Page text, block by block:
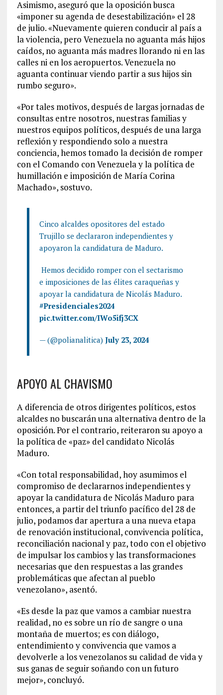
Asimismo, aseguró que la oposición busca
«imponer su agenda de desestabilización» el 28
de julio. «Nuevamente quieren conducir al país a
la violencia, pero Venezuela no aguanta más hijos
caídos, no aguanta más madres llorando ni en las
calles ni en los aeropuertos. Venezuela no
aguanta continuar viendo partir a sus hijos sin
rumbo seguro».
«Por tales motivos, después de largas jornadas de
consultas entre nosotros, nuestras familias y
nuestros equipos políticos, después de una larga
reflexión y respondiendo solo a nuestra
conciencia, hemos tomado la decisión de romper
con el Comando con Venezuela y la política de
humillación e imposición de María Corina
Machado», sostuvo.
Cinco alcaldes opositores del estado
Trujillo se declararon independientes y
apoyaron la candidatura de Maduro.
️ Hemos decidido romper con el sectarismo
e imposiciones de las élites caraqueñas y
apoyar la candidatura de Nicolás Maduro.
#Presidenciales2024
pic.twitter.com/IWo5ifj3CX
— (@polianalitica) July 23, 2024
APOYO AL CHAVISMO
A diferencia de otros dirigentes políticos, estos
alcaldes no buscarán una alternativa dentro de la
oposición. Por el contrario, reiteraron su apoyo a
la política de «paz» del candidato Nicolás
Maduro.
«Con total responsabilidad, hoy asumimos el
compromiso de declararnos independientes y
apoyar la candidatura de Nicolás Maduro para
entonces, a partir del triunfo pacífico del 28 de
julio, podamos dar apertura a una nueva etapa
de renovación institucional, convivencia política,
reconciliación nacional y paz, todo con el objetivo
de impulsar los cambios y las transformaciones
necesarias que den respuestas a las grandes
problemáticas que afectan al pueblo
venezolano», asentó.
«Es desde la paz que vamos a cambiar nuestra
realidad, no es sobre un río de sangre o una
montaña de muertos; es con diálogo,
entendimiento y convivencia que vamos a
devolverle a los venezolanos su calidad de vida y
sus ganas de seguir soñando con un futuro
mejor», concluyó.